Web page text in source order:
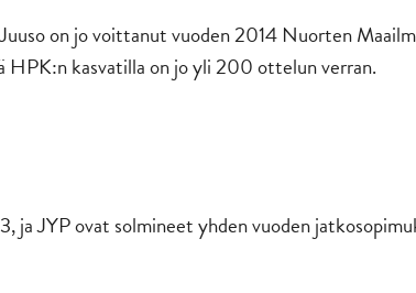
on jo voittanut vuoden 2014 Nuorten
HPK:n kasvatilla on jo yli 200 ottelun verran.
ja JYP ovat solmineet yhden vuoden